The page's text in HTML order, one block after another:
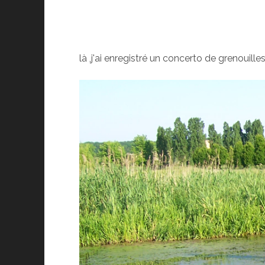
là ,j'ai enregistré un concerto de